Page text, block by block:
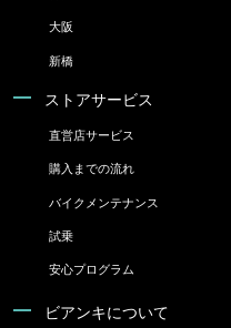
大阪
新橋
ストアサービス
直営店サービス
購入までの流れ
バイクメンテナンス
試乗
安心プログラム
ビアンキについて